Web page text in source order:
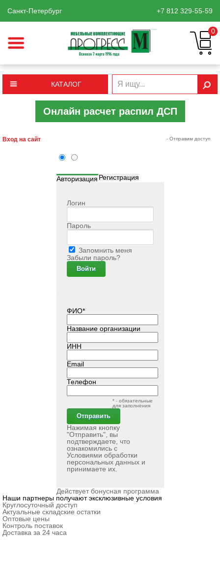
Санкт-Петербург +7 812 329-55-59
0
КАТАЛОГ
Онлайн расчет распил ДСП
Вход на сайт
Авторизация Регистрация
Логин
Пароль
Запомнить меня
Забыли пароль?
ФИО*
Название организации
ИНН
Email
- Отправим доступ
Телефон
* - обязательные
для заполнения
Нажимая кнопку
"Отправить", вы
подтверждаете, что
ознакомились с
Условиями обработки
персональных данныхи
принимаете их.
Действует бонусная программа
Наши партнеры получают эксклюзивные условия
Круглосуточный доступ
Актуальные складские остатки
Оптовые цены
Контроль поставок
Доставка за 24 часа